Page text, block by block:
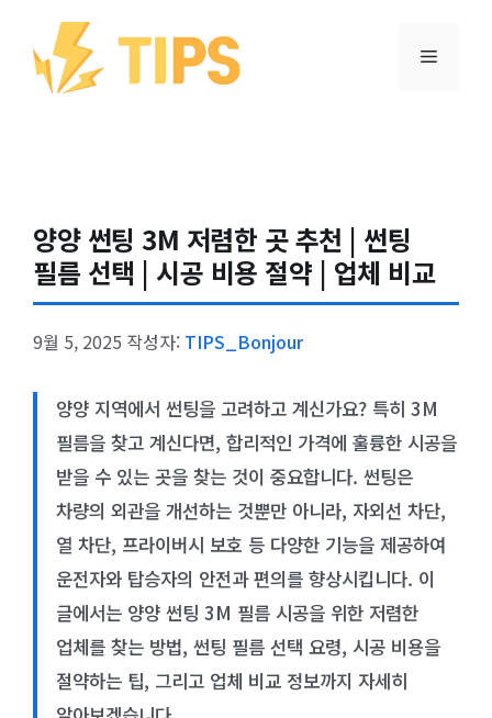
건너뛰기
메뉴
양양 썬팅 3M 저렴한 곳 추천 | 썬팅
필름 선택 | 시공 비용 절약 | 업체 비교
9월 5, 2025 작성자: TIPS_Bonjour
양양 지역에서 썬팅을 고려하고 계신가요? 특히 3M
필름을 찾고 계신다면, 합리적인 가격에 훌륭한 시공을
받을 수 있는 곳을 찾는 것이 중요합니다. 썬팅은
차량의 외관을 개선하는 것뿐만 아니라, 자외선 차단,
열 차단, 프라이버시 보호 등 다양한 기능을 제공하여
운전자와 탑승자의 안전과 편의를 향상시킵니다. 이
글에서는 양양 썬팅 3M 필름 시공을 위한 저렴한
업체를 찾는 방법, 썬팅 필름 선택 요령, 시공 비용을
절약하는 팁, 그리고 업체 비교 정보까지 자세히